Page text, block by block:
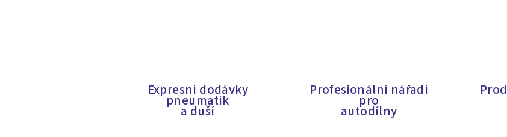
c
í
Expresní dodávky
pneumatik
a duší
Profesionální nářadí
pro
autodílny